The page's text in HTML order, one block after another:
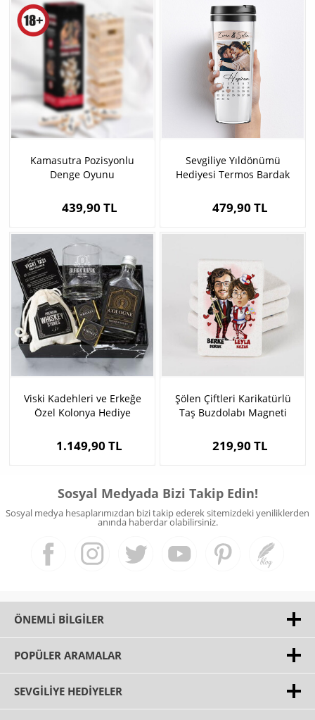
Kamasutra Pozisyonlu
Denge Oyunu
439,90 TL
Sevgiliye Yıldönümü
Hediyesi Termos Bardak
479,90 TL
Viski Kadehleri ve Erkeğe
Özel Kolonya Hediye
1.149,90 TL
Şölen Çiftleri Karikatürlü
Taş Buzdolabı Magneti
219,90 TL
Sosyal Medyada Bizi Takip Edin!
Sosyal medya hesaplarımızdan bizi takip ederek sitemizdeki yeniliklerden
anında haberdar olabilirsiniz.
ÖNEMLI BILGILER
POPÜLER ARAMALAR
SEVGILIYE HEDIYELER